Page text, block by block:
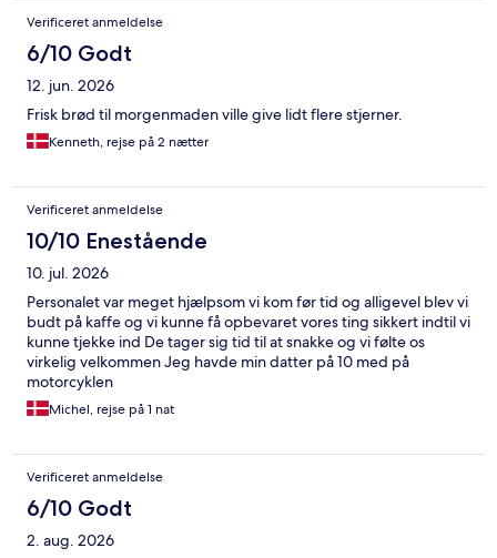
Verificeret anmeldelse
6/10 Godt
12. jun. 2026
Frisk brød til morgenmaden ville give lidt flere stjerner.
Kenneth, rejse på 2 nætter
Verificeret anmeldelse
10/10 Enestående
10. jul. 2026
Personalet var meget hjælpsom vi kom før tid og alligevel blev vi
budt på kaffe og vi kunne få opbevaret vores ting sikkert indtil vi
kunne tjekke ind De tager sig tid til at snakke og vi følte os
virkelig velkommen Jeg havde min datter på 10 med på
motorcyklen
Michel, rejse på 1 nat
Verificeret anmeldelse
6/10 Godt
2. aug. 2026